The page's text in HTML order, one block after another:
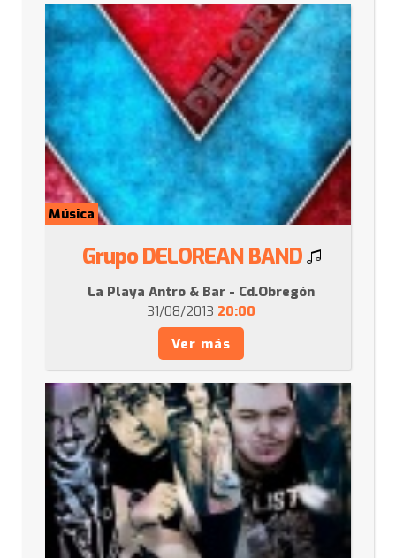
Música
Grupo DELOREAN BAND
La Playa Antro & Bar - Cd.Obregón
31/08/2013 20:00
Ver más